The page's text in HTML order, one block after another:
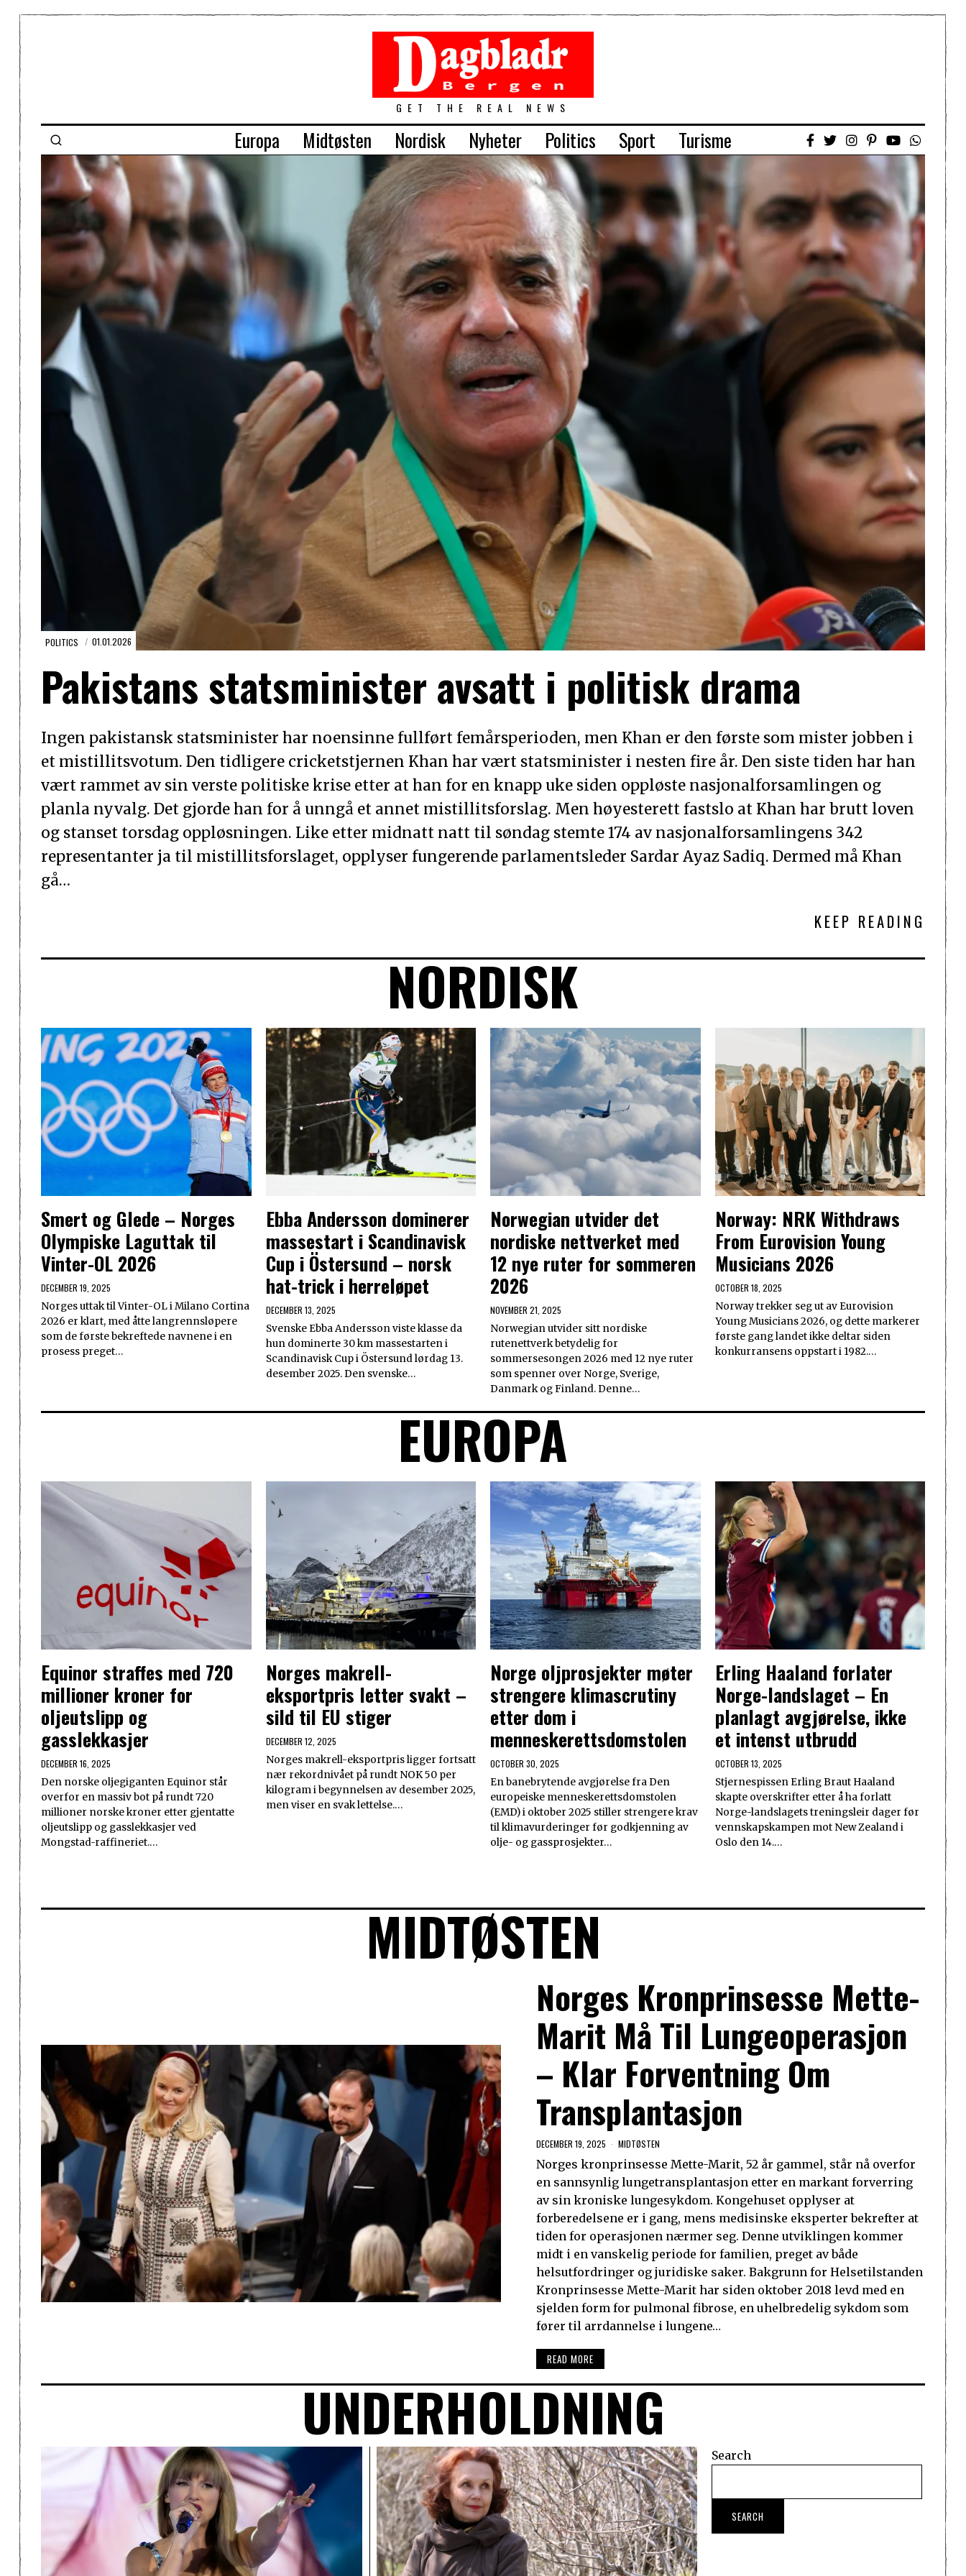
GET THE REAL NEWS
Europa Midtøsten Nordisk Nyheter Politics Sport Turisme
POLITICS 01.01.2026
Pakistans statsminister avsatt i politisk drama
Ingen pakistansk statsminister har noensinne fullført femårsperioden, men Khan er den første som mister jobben i
et mistillitsvotum. Den tidligere cricketstjernen Khan har vært statsminister i nesten fire år. Den siste tiden har han
vært rammet av sin verste politiske krise etter at han for en knapp uke siden oppløste nasjonalforsamlingen og
planla nyvalg. Det gjorde han for å unngå et annet mistillitsforslag. Men høyesterett fastslo at Khan har brutt loven
og stanset torsdag oppløsningen. Like etter midnatt natt til søndag stemte 174 av nasjonalforsamlingens 342
representanter ja til mistillitsforslaget, opplyser fungerende parlamentsleder Sardar Ayaz Sadiq. Dermed må Khan
gå…
KEEP READING
NORDISK
Smert og Glede – Norges
Olympiske Laguttak til
Vinter-OL 2026
DECEMBER 19, 2025
Norges uttak til Vinter-OL i Milano Cortina
2026 er klart, med åtte langrennsløpere
som de første bekreftede navnene i en
prosess preget…
Ebba Andersson dominerer
massestart i Scandinavisk
Cup i Östersund – norsk
hat-trick i herreløpet
DECEMBER 13, 2025
Svenske Ebba Andersson viste klasse da
hun dominerte 30 km massestarten i
Scandinavisk Cup i Östersund lørdag 13.
desember 2025. Den svenske…
Norwegian utvider det
nordiske nettverket med
12 nye ruter for sommeren
2026
NOVEMBER 21, 2025
Norwegian utvider sitt nordiske
rutenettverk betydelig for
sommersesongen 2026 med 12 nye ruter
som spenner over Norge, Sverige,
Danmark og Finland. Denne…
Norway: NRK Withdraws
From Eurovision Young
Musicians 2026
OCTOBER 18, 2025
Norway trekker seg ut av Eurovision
Young Musicians 2026, og dette markerer
første gang landet ikke deltar siden
konkurransens oppstart i 1982.…
EUROPA
Equinor straffes med 720
millioner kroner for
oljeutslipp og
gasslekkasjer
DECEMBER 16, 2025
Den norske oljegiganten Equinor står
overfor en massiv bot på rundt 720
millioner norske kroner etter gjentatte
oljeutslipp og gasslekkasjer ved
Mongstad-raffineriet.…
Norges makrell-
eksportpris letter svakt –
sild til EU stiger
DECEMBER 12, 2025
Norges makrell-eksportpris ligger fortsatt
nær rekordnivået på rundt NOK 50 per
kilogram i begynnelsen av desember 2025,
men viser en svak lettelse.…
Norge oljprosjekter møter
strengere klimascrutiny
etter dom i
menneskerettsdomstolen
OCTOBER 30, 2025
En banebrytende avgjørelse fra Den
europeiske menneskerettsdomstolen
(EMD) i oktober 2025 stiller strengere krav
til klimavurderinger før godkjenning av
olje- og gassprosjekter…
Erling Haaland forlater
Norge-landslaget – En
planlagt avgjørelse, ikke
et intenst utbrudd
OCTOBER 13, 2025
Stjernespissen Erling Braut Haaland
skapte overskrifter etter å ha forlatt
Norge-landslagets treningsleir dager før
vennskapskampen mot New Zealand i
Oslo den 14.…
MIDTØSTEN
Norges Kronprinsesse Mette-
Marit Må Til Lungeoperasjon
– Klar Forventning Om
Transplantasjon
DECEMBER 19, 2025 MIDTØSTEN
Norges kronprinsesse Mette-Marit, 52 år gammel, står nå overfor
en sannsynlig lungetransplantasjon etter en markant forverring
av sin kroniske lungesykdom. Kongehuset opplyser at
forberedelsene er i gang, mens medisinske eksperter bekrefter at
tiden for operasjonen nærmer seg. Denne utviklingen kommer
midt i en vanskelig periode for familien, preget av både
helsutfordringer og juridiske saker. Bakgrunn for Helsetilstanden
Kronprinsesse Mette-Marit har siden oktober 2018 levd med en
sjelden form for pulmonal fibrose, en uhelbredelig sykdom som
fører til arrdannelse i lungene…
READ MORE
UNDERHOLDNING
Search
SEARCH